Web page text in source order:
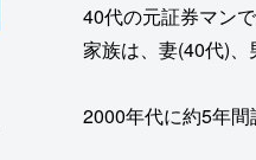
40代の元証券マンで
家族は、妻(40代)
2000年代に約5年